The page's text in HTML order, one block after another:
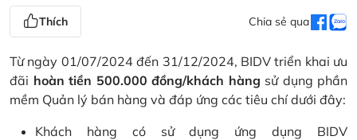
Thích Chia sẻ qua
Từ ngày 01/07/2024 đến 31/12/2024, BIDV triển khai ưu
đãi hoàn tiền 500.000 đồng/khách hàng sử dụng phần
mềm Quản lý bán hàng và đáp ứng các tiêu chí dưới đây:
Khách hàng có sử dụng ứng dụng BIDV